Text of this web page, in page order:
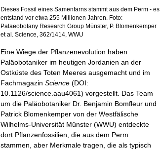
Dieses Fossil eines Samenfarns stammt aus dem Perm - es
entstand vor etwa 255 Millionen Jahren. Foto:
Palaeobotany Research Group Münster, P. Blomenkemper
et al. Science, 362/1414, WWU
Eine Wiege der Pflanzenevolution haben
Paläobotaniker im heutigen Jordanien an der
Ostküste des Toten Meeres ausgemacht und im
FachmagazinScience(DOI:
10.1126/science.aau4061) vorgestellt. Das Team
um die Paläobotaniker Dr. Benjamin Bomfleur und
Patrick Blomenkemper von der Westfälische
Wilhelms-Universität Münster (WWU) entdeckte
dort Pflanzenfossilien, die aus dem Perm
stammen, aber Merkmale tragen, die als typisch